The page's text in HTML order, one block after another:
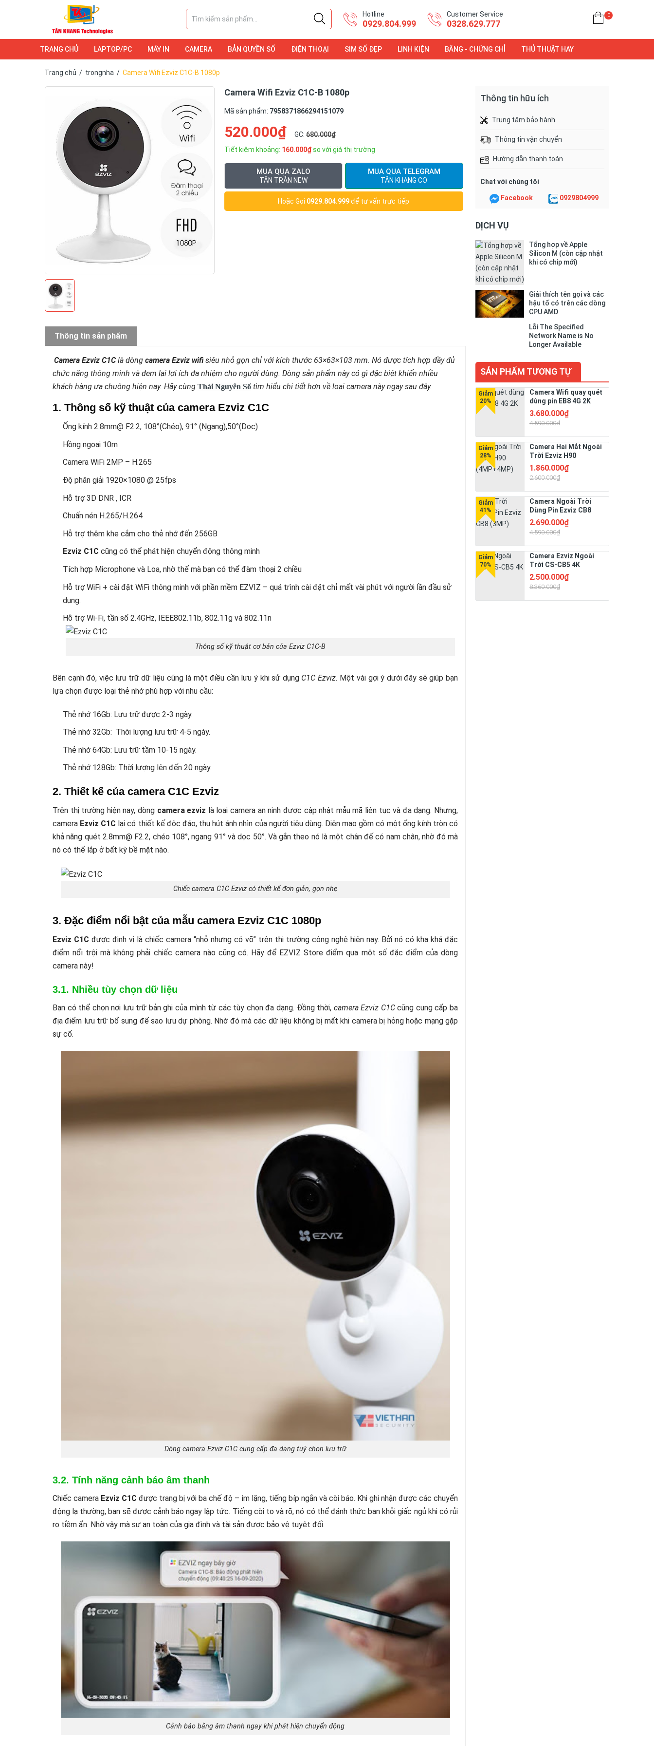
Hotline
0929.804.999
Customer Service
0328.629.777
0
TRANG CHỦ LAPTOP/PC
LAPTOP/PC
MÁY IN CAMERA
CAMERA
BẢN QUYỀN SỐ ĐIỆN THOẠI SIM SỐ ĐẸP LINH KIỆN BẰNG - CHỨNG CHỈ THỦ THUẬT HAY
DỊCH VỤ
Trang chủ / trongnha / Camera Wifi Ezviz C1C-B 1080p
Camera Wifi Ezviz C1C-B 1080p
Mã sản phẩm: 7958371866294151079
520.000₫ GC:680.000₫
Tiết kiệm khoảng: 160.000₫so với giá thị trường
MUA QUA ZALO
TÂN TRẦN NEW
MUA QUA TELEGRAM
TÂN KHANG CO
Hoặc Gọi 0929.804.999để tư vấn trực tiếp
Thông tin sản phẩm
Camera Ezviz C1C là dòng camera Ezviz wifi siêu nhỏ gọn chỉ với kích thước 63×63×103 mm. Nó được tích hợp đầy đủ
chức năng thông minh và đem lại lợi ích đa nhiệm cho người dùng. Dòng sản phẩm này có gì đặc biệt khiến nhiều
khách hàng ưa chuộng hiện nay. Hãy cùng Thái Nguyên Số tìm hiểu chi tiết hơn về loại camera này ngay sau đây.
1. Thông số kỹ thuật của camera Ezviz C1C
Ống kính 2.8mm@ F2.2, 108°(Chéo), 91° (Ngang),50°(Dọc)
Hồng ngoại 10m
Camera WiFi 2MP – H.265
Độ phân giải 1920×1080 @ 25fps
Hỗ trợ 3D DNR , ICR
Chuấn nén H.265/H.264
Hỗ trợ thêm khe cắm cho thẻ nhớ đến 256GB
Ezviz C1C cũng có thể phát hiện chuyển động thông minh
Tích hợp Microphone và Loa, nhờ thế mà bạn có thể đàm thoại 2 chiều
Hỗ trợ WiFi + cài đặt WiFi thông minh với phần mềm EZVIZ – quá trình cài đặt chỉ mất vài phút với người lần đầu sử
dụng.
Hỗ trợ Wi-Fi, tần số 2.4GHz, IEEE802.11b, 802.11g và 802.11n
Thông số kỹ thuật cơ bản của Ezviz C1C-B
Bên cạnh đó, việc lưu trữ dữ liệu cũng là một điều cần lưu ý khi sử dụng C1C Ezviz. Một vài gợi ý dưới đây sẽ giúp bạn
lựa chọn được loại thẻ nhớ phù hợp với nhu cầu:
Thẻ nhớ 16Gb: Lưu trữ được 2-3 ngày.
Thẻ nhớ 32Gb: Thời lượng lưu trữ 4-5 ngày.
Thẻ nhớ 64Gb: Lưu trữ tầm 10-15 ngày.
Thẻ nhớ 128Gb: Thời lượng lên đến 20 ngày.
2. Thiết kế của camera C1C Ezviz
Trên thị trường hiện nay, dòng camera ezviz là loại camera an ninh được cập nhật mẫu mã liên tục và đa dạng. Nhưng,
camera Ezviz C1C lại có thiết kế độc đáo, thu hút ánh nhìn của người tiêu dùng. Diện mạo gồm có một ống kính tròn có
khả năng quét 2.8mm@ F2.2, chéo 108°, ngang 91° và dọc 50°. Và gắn theo nó là một chân đế có nam chân, nhờ đó mà
nó có thể lắp ở bất kỳ bề mặt nào.
Chiếc camera C1C Ezviz có thiết kế đơn giản, gọn nhẹ
3. Đặc điểm nổi bật của mẫu camera Ezviz C1C 1080p
Ezviz C1C được định vị là chiếc camera “nhỏ nhưng có võ” trên thị trường công nghệ hiện nay. Bởi nó có kha khá đặc
điểm nổi trội mà không phải chiếc camera nào cũng có. Hãy để EZVIZ Store điểm qua một số đặc điểm của dòng
camera này!
3.1. Nhiều tùy chọn dữ liệu
Bạn có thể chọn nơi lưu trữ bản ghi của mình từ các tùy chọn đa dạng. Đồng thời, camera Ezviz C1Ccũng cung cấp ba
địa điểm lưu trữ bổ sung để sao lưu dự phòng. Nhờ đó mà các dữ liệu không bị mất khi camera bị hỏng hoặc mạng gặp
sự cố.
Dòng camera Ezviz C1C cung cấp đa dạng tuỳ chọn lưu trữ
3.2. Tính năng cảnh báo âm thanh
Chiếc camera Ezviz C1C được trang bị với ba chế độ – im lặng, tiếng bíp ngắn và còi báo. Khi ghi nhận được các chuyển
động lạ thường, bạn sẽ được cảnh báo ngay lập tức. Tiếng còi to và rõ, nó có thể đánh thức bạn khỏi giấc ngủ khi có rủi
ro tiềm ẩn. Nhờ vậy mà sự an toàn của gia đình và tài sản được bảo vệ tuyệt đối.
Cảnh báo bằng âm thanh ngay khi phát hiện chuyển động
Thông tin hữu ích
Trung tâm bảo hành
Thông tin vận chuyển
Hướng dẫn thanh toán
Chat với chúng tôi
Facebook 0929804999
DỊCH VỤ
Tổng hợp về Apple
Silicon M (còn cập nhật
khi có chip mới)
Giải thích tên gọi và các
hậu tố có trên các dòng
CPU AMD
Lỗi The Specified
Network Name is No
Longer Available
SẢN PHẨM TƯƠNG TỰ
Camera Wifi quay quét
dùng pin EB8 4G 2K
3.680.000₫
4.590.000₫
Camera Hai Mắt Ngoài
Trời Ezviz H90
(4MP+4MP)
1.860.000₫
2.600.000₫
Camera Ngoài Trời
Dùng Pin Ezviz CB8
(3MP)
2.690.000₫
4.590.000₫
Camera Ezviz Ngoài
Trời CS-CB5 4K
2.500.000₫
8.360.000₫